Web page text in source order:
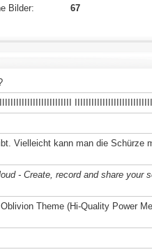
Bilder:
67
Vielleicht kann man die Schürze
- Create, record and share your
Theme (Hi-Quality Power